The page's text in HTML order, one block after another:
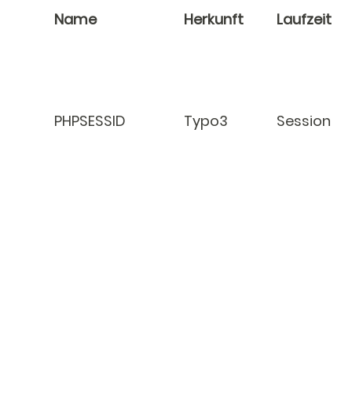
Name Herkunft Laufzeit
PHPSESSID Typo3 Session